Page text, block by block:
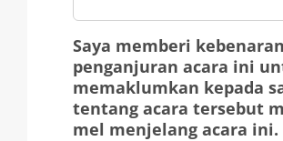
Saya memberi
penganjuran acara ini
memaklumkan kepada
tentang acara tersebut
mel menjelang acara ini.